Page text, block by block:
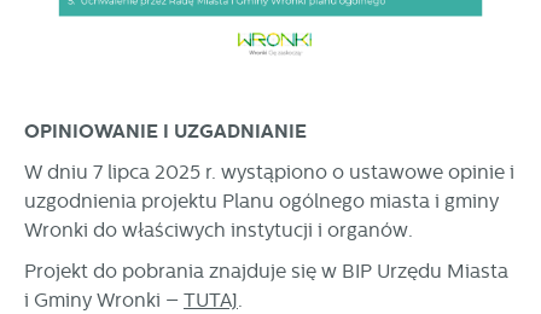
OPINIOWANIE I UZGADNIANIE
W dniu 7 lipca 2025 r. wystąpiono o ustawowe opinie i
uzgodnienia projektu Planu ogólnego miasta i gminy
Wronki do właściwych instytucji i organów.
Projekt do pobrania znajduje się w BIP Urzędu Miasta
i Gminy Wronki – TUTAJ.